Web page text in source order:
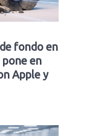
fondo en
pone en
Apple y